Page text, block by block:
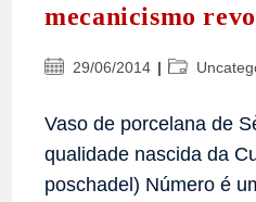
mecanicismo
Post29/06/2014
Categoria
Vaso de porcelana de
qualidade nascida da
poschadel) Número é